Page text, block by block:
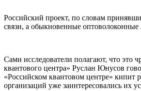
Российский проект, по словам
связи, а обыкновенные
Сами исследователи полагают, что это
квантового центра» Руслан Юнусов
«Российском квантовом центре» кипит
организаций уже заинтересовались их